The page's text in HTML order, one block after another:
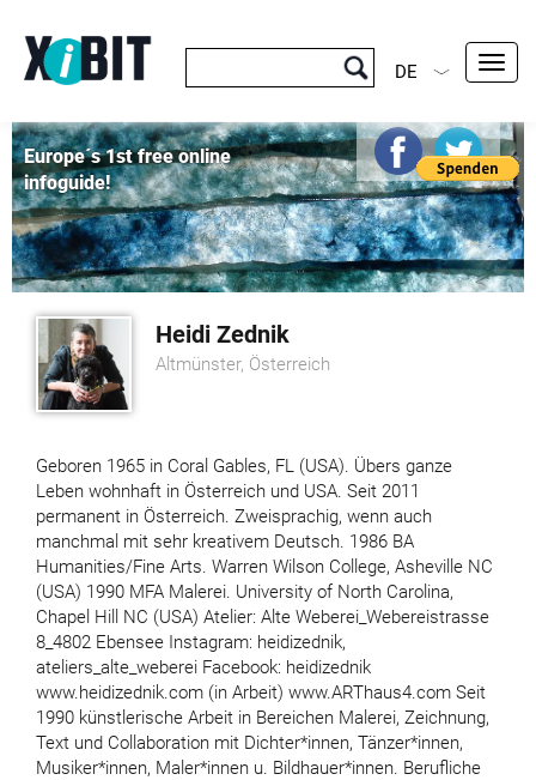
Europe´s 1st free online
infoguide!
DE
Heidi Zednik
Altmünster, Österreich
Geboren 1965 in Coral Gables, FL (USA). Übers ganze
Leben wohnhaft in Österreich und USA. Seit 2011
permanent in Österreich. Zweisprachig, wenn auch
manchmal mit sehr kreativem Deutsch. 1986 BA
Humanities/Fine Arts. Warren Wilson College, Asheville NC
(USA) 1990 MFA Malerei. University of North Carolina,
Chapel Hill NC (USA) Atelier: Alte Weberei_Webereistrasse
8_4802 Ebensee Instagram: heidizednik,
ateliers_alte_weberei Facebook: heidizednik
www.heidizednik.com (in Arbeit) www.ARThaus4.com Seit
1990 künstlerische Arbeit in Bereichen Malerei, Zeichnung,
Text und Collaboration mit Dichter*innen, Tänzer*innen,
Musiker*innen, Maler*innen u. Bildhauer*innen. Berufliche